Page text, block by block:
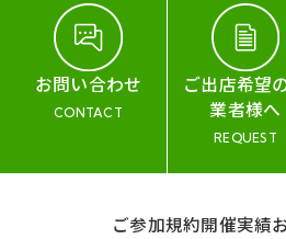
お問い合わせ
CONTACT
ご出店希望
業者様へ
REQUEST
ご参加規約開催実績